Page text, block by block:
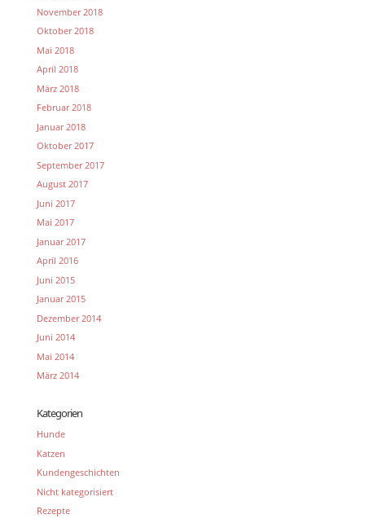
November 2018
Oktober 2018
Mai 2018
April 2018
März 2018
Februar 2018
Januar 2018
Oktober 2017
September 2017
August 2017
Juni 2017
Mai 2017
Januar 2017
April 2016
Juni 2015
Januar 2015
Dezember 2014
Juni 2014
Mai 2014
März 2014
Kategorien
Hunde
Katzen
Kundengeschichten
Nicht kategorisiert
Rezepte